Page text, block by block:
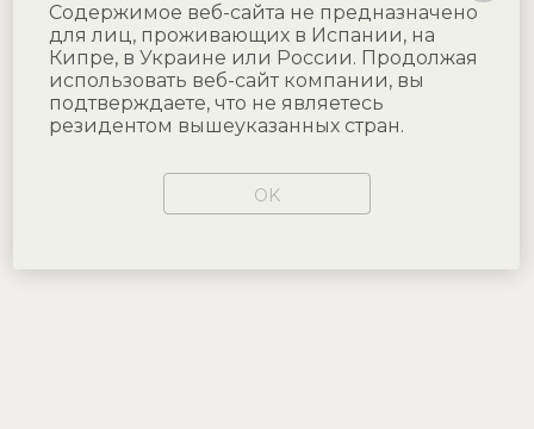
Содержимое веб-сайта не предназначено
для лиц, проживающих в Испании, на
Кипре, в Украине или России. Продолжая
использовать веб-сайт компании, вы
подтверждаете, что не являетесь
резидентом вышеуказанных стран.
OK